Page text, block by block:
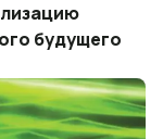
будущего